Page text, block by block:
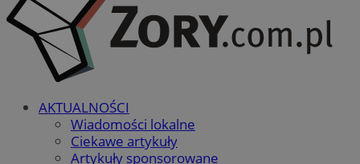
AKTUALNOŚCI
Wiadomości lokalne
Ciekawe artykuły
Artykuły sponsorowane